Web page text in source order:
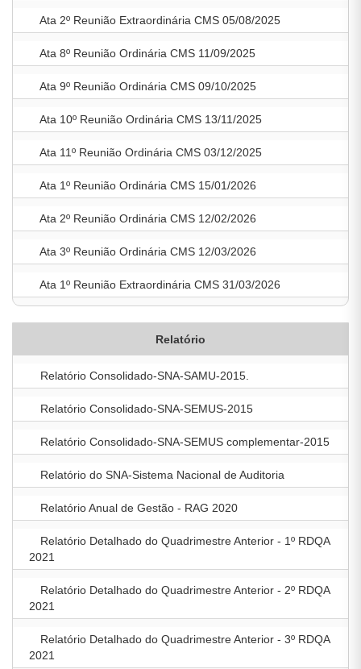
Ata 2º Reunião Extraordinária CMS 05/08/2025
Ata 8º Reunião Ordinária CMS 11/09/2025
Ata 9º Reunião Ordinária CMS 09/10/2025
Ata 10º Reunião Ordinária CMS 13/11/2025
Ata 11º Reunião Ordinária CMS 03/12/2025
Ata 1º Reunião Ordinária CMS 15/01/2026
Ata 2º Reunião Ordinária CMS 12/02/2026
Ata 3º Reunião Ordinária CMS 12/03/2026
Ata 1º Reunião Extraordinária CMS 31/03/2026
Relatório
Relatório Consolidado-SNA-SAMU-2015.
Relatório Consolidado-SNA-SEMUS-2015
Relatório Consolidado-SNA-SEMUS complementar-2015
Relatório do SNA-Sistema Nacional de Auditoria
Relatório Anual de Gestão - RAG 2020
Relatório Detalhado do Quadrimestre Anterior - 1º RDQA
2021
Relatório Detalhado do Quadrimestre Anterior - 2º RDQA
2021
Relatório Detalhado do Quadrimestre Anterior - 3º RDQA
2021